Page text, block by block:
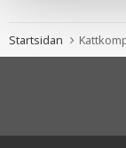
Startsidan